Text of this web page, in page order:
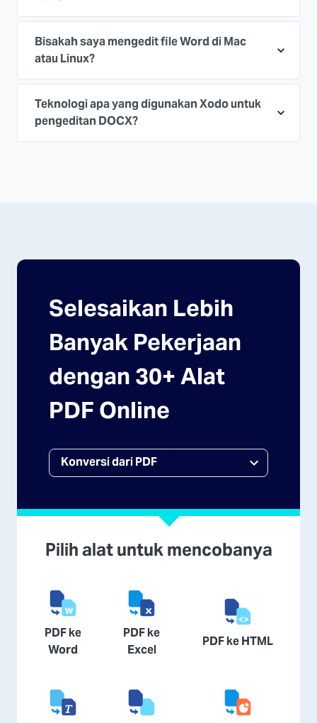
Bisakah saya mengedit file Word di Mac
atau Linux?
Teknologi apa yang digunakan Xodo untuk
pengeditan DOCX?
Selesaikan Lebih
Banyak Pekerjaan
dengan 30+ Alat
PDF Online
Pilih alat untuk mencobanya
PDF ke
Word
PDF ke
Excel
PDF ke HTML